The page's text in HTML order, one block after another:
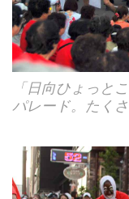
「日向ひょっと
パレード。たく